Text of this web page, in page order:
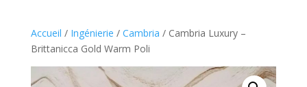
Accueil / Ingénierie / Cambria / Cambria Luxury –
Brittanicca Gold Warm Poli